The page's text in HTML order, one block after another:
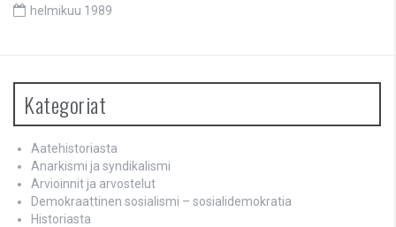
helmikuu 1989
Kategoriat
Aatehistoriasta
Anarkismi ja syndikalismi
Arvioinnit ja arvostelut
Demokraattinen sosialismi – sosialidemokratia
Historiasta